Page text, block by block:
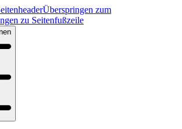
Überspringen zum
zu Seitenfußzeile